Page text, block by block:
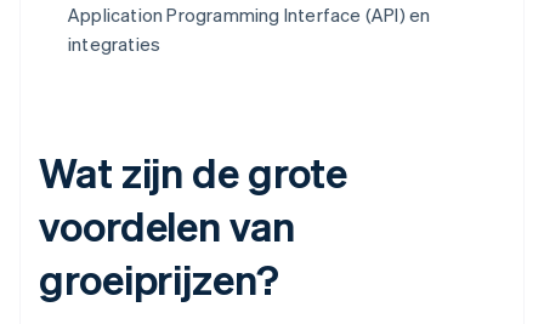
Application Programming Interface (API) en
integraties
Wat zijn de grote
voordelen van
groeiprijzen?